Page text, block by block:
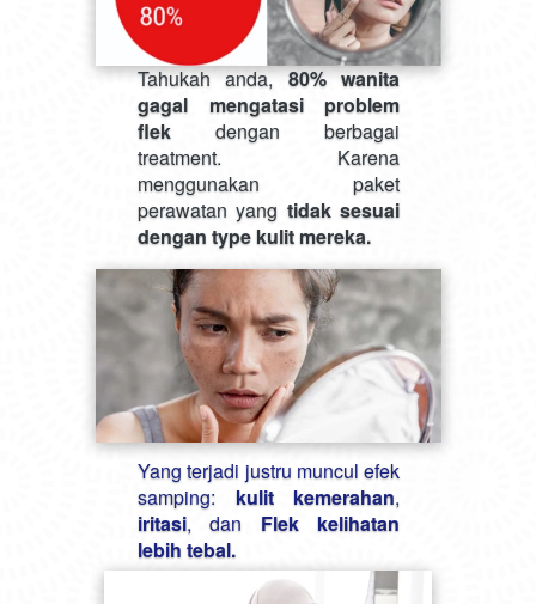
Tahukah anda, 80% wanita
gagal mengatasi problem
flek dengan berbagai
treatment. Karena
menggunakan paket
perawatan yang tidak sesuai
dengan type kulit mereka.
Yang terjadi justru muncul efek
samping: kulit kemerahan
iritasi, dan Flek kelihatan
lebih tebal.